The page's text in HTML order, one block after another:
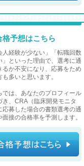
格予想はこちら
人経験が少ない」「転職回数
」といった理由で、選考に通
るか不安になり、応募をため
も多いと思います。
では、あなたのプロフィール
き、CRA（臨床開発モニタ
応募した場合の書類選考の通
面接の合格率を予測します。